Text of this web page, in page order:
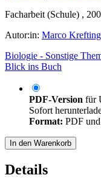
Facharbeit (Schule) ,
Autor:in: Marco
Biologie - Sonstige
Blick ins Buch
PDF-Version für
Sofort
Format: PDF
In den Warenkorb
Details